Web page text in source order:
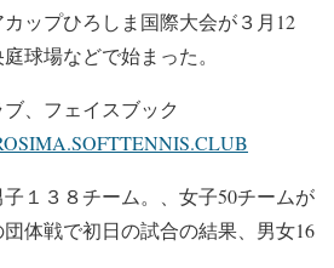
ップひろしま国際大会が３月12
球場などで始まった。
、フェイスブック
１３８チーム。、女子50チームが
体戦で初日の試合の結果、男女16